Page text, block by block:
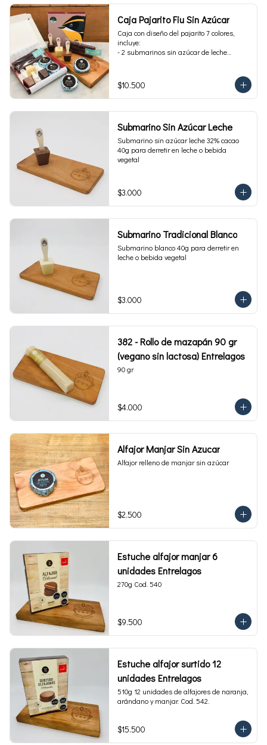
Caja Pajarito Fiu Sin Azúcar
Caja con diseño del pajarito 7 colores,
incluye:
- 2 submarinos sin azúcar de leche
$10.500
Submarino Sin Azúcar Leche
Submarino sin azúcar leche 32% cacao
40g para derretir en leche o bebida
vegetal
$3.000
Submarino Tradicional Blanco
Submarino blanco 40g para derretir en
leche o bebida vegetal
$3.000
382 - Rollo de mazapán 90 gr
(vegano sin lactosa) Entrelagos
90 gr
$4.000
Alfajor Manjar Sin Azucar
Alfajor relleno de manjar sin azúcar
$2.500
Estuche alfajor manjar 6
unidades Entrelagos
270g Cod. 540
$9.500
Estuche alfajor surtido 12
unidades Entrelagos
510g 12 unidades de alfajores de naranja,
arándano y manjar. Cod. 542.
$15.500